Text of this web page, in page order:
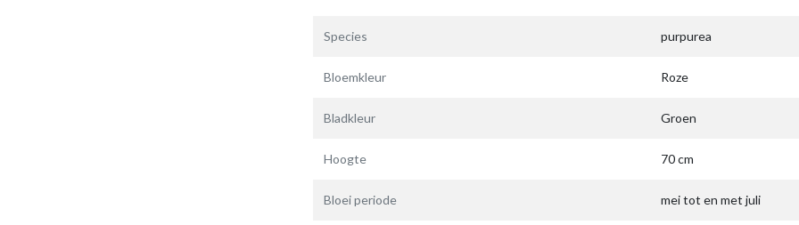
Species purpurea
Bloemkleur Roze
Bladkleur Groen
Hoogte 70 cm
Bloei periode mei tot en met juli